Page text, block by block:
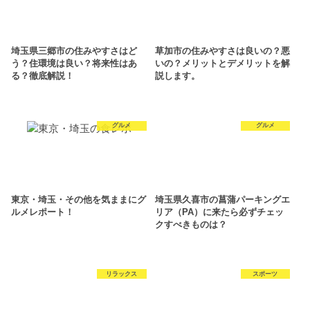
埼玉県三郷市の住みやすさはど
う？住環境は良い？将来性はあ
る？徹底解説！
草加市の住みやすさは良いの？悪
いの？メリットとデメリットを解
説します。
グルメ
東京・埼玉・その他を気ままにグ
ルメレポート！
グルメ
埼玉県久喜市の菖蒲パーキングエ
リア（PA）に来たら必ずチェッ
クすべきものは？
リラックス スポーツ